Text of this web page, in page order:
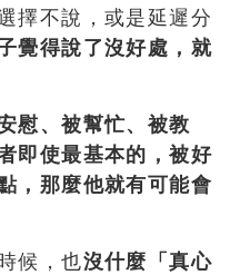
擇不說，或是延遲分
覺得說了沒好處，就
慰、被幫忙、被教
即使最基本的，被好
，那麼他就有可能會
候，也沒什麼「真心